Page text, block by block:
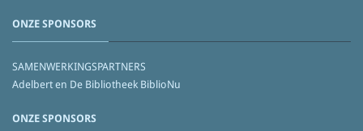
ONZE SPONSORS
SAMENWERKINGSPARTNERS
Adelbert en De Bibliotheek BiblioNu
ONZE SPONSORS